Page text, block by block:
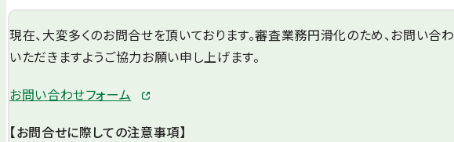
現在、大変多くのお問合せを頂いております。審査業務円滑化のため、お問い
いただきますようご協力お願い申し上げます。
お問い合わせフォーム
【お問合せに際しての注意事項】